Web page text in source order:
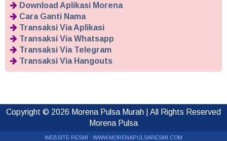
Download Aplikasi Morena
Cara Ganti Nama
Transaksi Via Aplikasi
Transaksi Via Whatsapp
Transaksi Via Telegram
Transaksi Via Hangouts
Copyright © 2026 Morena Pulsa Murah | All Rights Reserved
Morena Pulsa
WEBSITE RESMI : WWW.MORENAPULSARESMI.COM